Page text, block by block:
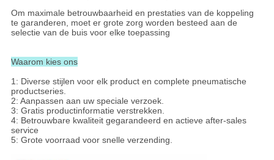
Om maximale betrouwbaarheid en prestaties van de koppeling
te garanderen, moet er grote zorg worden besteed aan de
selectie van de buis voor elke toepassing
Waarom kies ons
1: Diverse stijlen voor elk product en complete pneumatische
productseries.
2: Aanpassen aan uw speciale verzoek.
3: Gratis productinformatie verstrekken.
4: Betrouwbare kwaliteit gegarandeerd en actieve after-sales
service
5: Grote voorraad voor snelle verzending.